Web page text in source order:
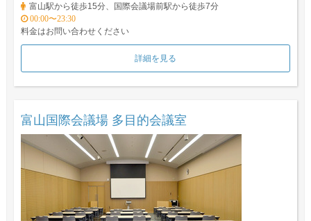
富山駅から徒歩15分、国際会議場前駅から徒歩7分
00:00〜23:30
料金はお問い合わせください
詳細を見る
富山国際会議場 多目的会議室